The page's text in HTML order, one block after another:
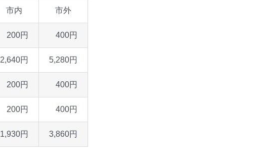
市内 市外
200円 400円
2,640円 5,280円
200円 400円
200円 400円
1,930円 3,860円